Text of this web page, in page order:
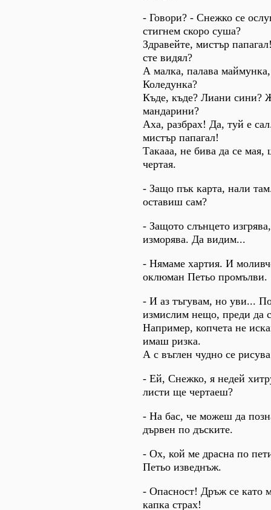
- Говори? - Снежко се
стигнем скоро суша?
Здравейте, мистър
сте видял?
А малка, палава
Коледунка?
Къде, къде? Лиани сини?
мандарини?
Аха, разбрах! Да, туй е
мистър папагал!
Такааа, не бива да се мая,
чертая.
- Защо пък карта, нали
оставиш сам?
- Защото слънцето
изморява. Да видим...
- Нямаме хартия. И
оклюман Петьо промълви.
- И аз тъгувам, но уви...
измислим нещо, преди да
Например, копчета не
имаш ризка.
А с въглен чудно се
- Ей, Снежко, я недей
листи ще чертаеш?
- На бас, че можеш да
дървен по дъските.
- Ох, кой ме драсна по
Петьо изведнъж.
- Опасност! Дръж се като
капка страх!